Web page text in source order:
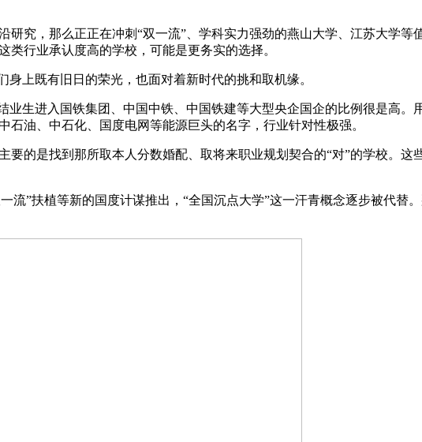
，那么正正在冲刺“双一流”、学科实力强劲的燕山大学、江苏大学等
行业承认度高的学校，可能是更务实的选择。
上既有旧日的荣光，也面对着新时代的挑和取机缘。
生进入国铁集团、中国中铁、中国铁建等大型央企国企的比例很是高。
油、中石化、国度电网等能源巨头的名字，行业针对性极强。
是找到那所取本人分数婚配、取将来职业规划契合的“对”的学校。这
”扶植等新的国度计谋推出，“全国沉点大学”这一汗青概念逐步被代替